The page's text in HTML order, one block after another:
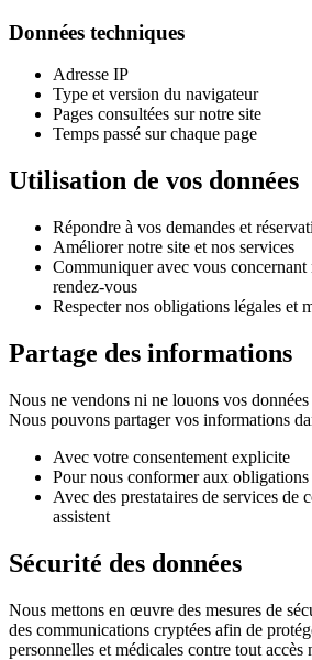
Données techniques
Adresse IP
Type et version du navigateur
Pages consultées sur notre site
Temps passé sur chaque page
Utilisation de vos données
Répondre à vos demandes et
Améliorer notre site et nos services
Communiquer avec vous concernant
rendez-vous
Respecter nos obligations légales et
Partage des informations
Nous ne vendons ni ne louons vos données
Nous pouvons partager vos informations
Avec votre consentement explicite
Pour nous conformer aux obligations
Avec des prestataires de services de
assistent
Sécurité des données
Nous mettons en œuvre des mesures de
des communications cryptées afin de
personnelles et médicales contre tout accès